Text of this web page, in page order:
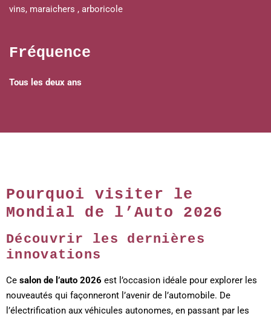
vins, maraichers , arboricole
Fréquence
Tous les deux ans
Pourquoi visiter le
Mondial de l’Auto 2026
Découvrir les dernières
innovations
Ce salon de l’auto 2026 est l’occasion idéale pour explorer les
nouveautés qui façonneront l’avenir de l’automobile. De
l’électrification aux véhicules autonomes, en passant par les